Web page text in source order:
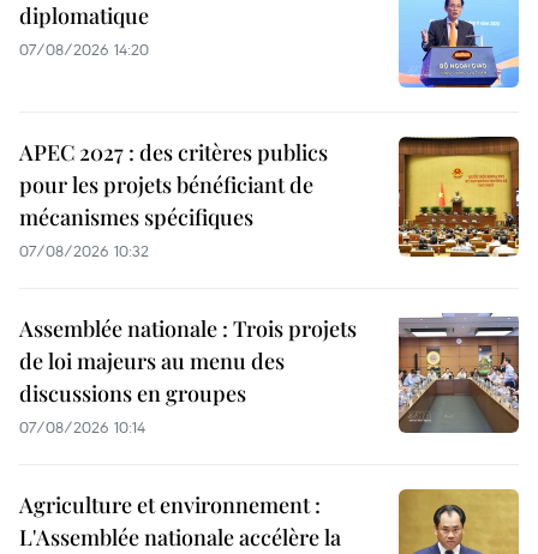
diplomatique
07/08/2026 14:20
APEC 2027 : des critères publics
pour les projets bénéficiant de
mécanismes spécifiques
07/08/2026 10:32
Assemblée nationale : Trois projets
de loi majeurs au menu des
discussions en groupes
07/08/2026 10:14
Agriculture et environnement :
L'Assemblée nationale accélère la